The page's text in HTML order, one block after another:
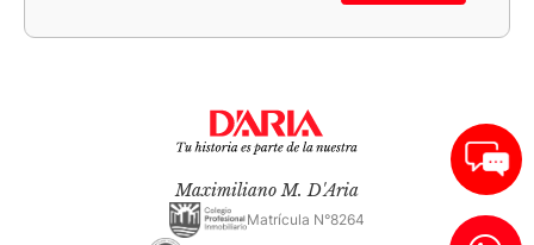
Maximiliano M. D'Aria
Matrícula N°8264